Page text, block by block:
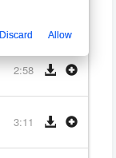
2:58
3:11
Discard Allow